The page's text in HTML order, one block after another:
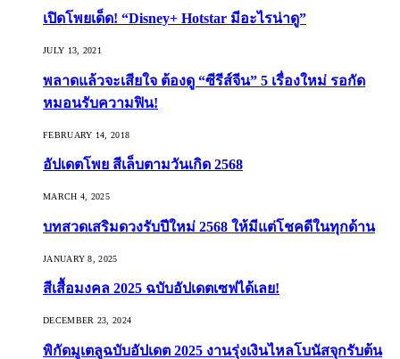
เปิดโพยเด็ด! “Disney+ Hotstar มีอะไรน่าดู”
JULY 13, 2021
พลาดแล้วจะเสียใจ ต้องดู “ซีรีส์จีน” 5 เรื่องใหม่ รอกัด
หมอนรับความฟิน!
FEBRUARY 14, 2018
อัปเดตโพย สีเล็บตามวันเกิด 2568
MARCH 4, 2025
บทสวดเสริมดวงรับปีใหม่ 2568 ให้มีแต่โชคดีในทุกด้าน
JANUARY 8, 2025
สีเสื้อมงคล 2025 ฉบับอัปเดตเซฟได้เลย!
DECEMBER 23, 2024
พิกัดมูเตลูฉบับอัปเดต 2025 งานรุ่งเงินไหลโบนัสจุกรับต้น